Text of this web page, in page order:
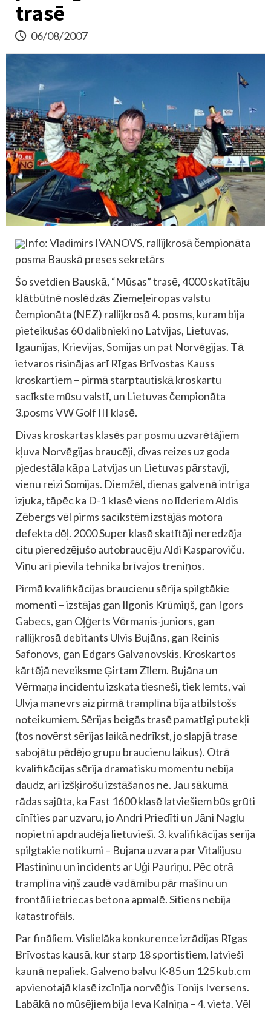
trasē
06/08/2007
Info: Vladimirs IVANOVS, rallijkrosā čempionāta
posma Bauskā preses sekretārs
Šo svetdien Bauskā, “Mūsas” trasē, 4000 skatītāju
klātbūtnē noslēdzās Ziemeļeiropas valstu
čempionāta (NEZ) rallijkrosā 4. posms, kuram bija
pieteikušas 60 dalibnieki no Latvijas, Lietuvas,
Igaunijas, Krievijas, Somijas un pat Norvēgijas. Tā
ietvaros risinājas arī Rīgas Brīvostas Kauss
kroskartiem – pirmā starptautiskā kroskartu
sacīkste mūsu valstī, un Lietuvas čempionāta
3.posms VW Golf III klasē.
Divas kroskartas klasēs par posmu uzvarētājiem
kļuva Norvēgijas braucēji, divas reizes uz goda
pjedestāla kāpa Latvijas un Lietuvas pārstavji,
vienu reizi Somijas. Diemžēl, dienas galvenā intriga
izjuka, tāpēc ka D-1 klasē viens no līderiem Aldis
Zēbergs vēl pirms sacīkstēm izstājās motora
defekta dēļ. 2000 Super klasē skatītāji neredzēja
citu pieredzējušo autobraucēju Aldi Kasparoviču.
Viņu arī pievila tehnika brīvajos treniņos.
Pirmā kvalifikācijas braucienu sērija spilgtākie
momenti – izstājas gan Ilgonis Krūmiņš, gan Igors
Gabecs, gan Oļģerts Vērmanis-juniors, gan
rallijkrosā debitants Ulvis Bujāns, gan Reinis
Safonovs, gan Edgars Galvanovskis. Kroskartos
kārtējā neveiksme Ģirtam Zīlem. Bujāna un
Vērmaņa incidentu izskata tiesneši, tiek lemts, vai
Ulvja manevrs aiz pirmā tramplīna bija atbilstošs
noteikumiem. Sērijas beigās trasē pamatīgi putekļi
(tos novērst sērijas laikā nedrīkst, jo slapjā trase
sabojātu pēdējo grupu braucienu laikus). Otrā
kvalifikācijas sērija dramatisku momentu nebija
daudz, arī izšķirošu izstāšanos ne. Jau sākumā
rādas sajūta, ka Fast 1600 klasē latviešiem būs grūti
cīnīties par uzvaru, jo Andri Priedīti un Jāni Naglu
nopietni apdraudēja lietuvieši. 3. kvalifikācijas serija
spilgtakie notikumi – Bujana uzvara par Vitalijusu
Plastininu un incidents ar Uģi Pauriņu. Pēc otrā
tramplīna viņš zaudē vadāmību pār mašīnu un
frontāli ietriecas betona apmalē. Sitiens nebija
katastrofāls.
Par fināliem. Vislielāka konkurence izrādijas Rīgas
Brīvostas kausā, kur starp 18 sportistiem, latvieši
kaunā nepaliek. Galveno balvu K-85 un 125 kub.cm
apvienotajā klasē izcīnīja norvēģis Tonijs Iversens.
Labākā no mūsējiem bija Ieva Kalniņa – 4. vieta. Vēl